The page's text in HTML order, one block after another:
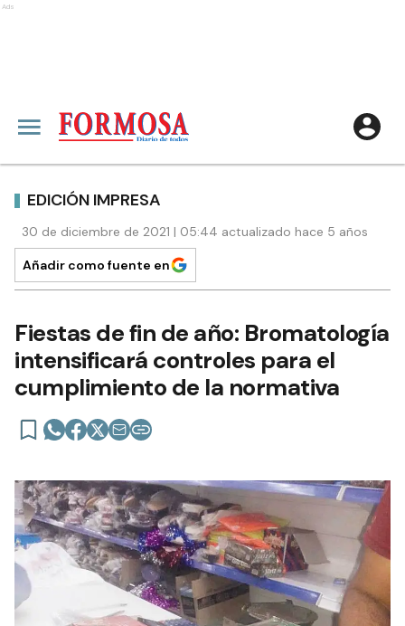
Ads
EDICIÓN IMPRESA
30 de diciembre de 2021 | 05:44 actualizado hace 5 años
Añadir como fuente en
Fiestas de fin de año: Bromatología
intensificará controles para el
cumplimiento de la normativa